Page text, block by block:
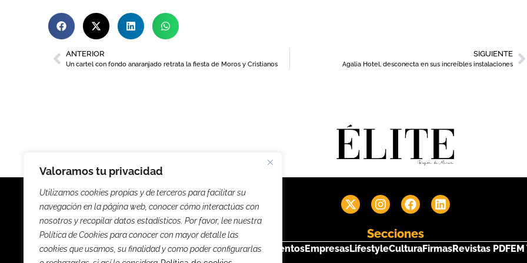
Valoramos tu privacidad
Utilizamos cookies propias y de terceros para facilitar su
navegación en la página web, conocer cómo interactúas con
nosotros y recopilar datos estadísticos. Por favor, lee nuestra
Política de Cookies para conocer con mayor detalle las
cookies que usamos, su finalidad y como poder configurarlas
ANTERIOR
Un cartel con fondo anaranjado retrata la fiesta de Moros y Cristianos
SIGUIENTE
Agalia Hotel, desconecta en sus increíbles instalaciones
Secciones
NoticiasEntrevistas EventosEmpresasLifestyleCulturaFirmasRevistas PDFEM